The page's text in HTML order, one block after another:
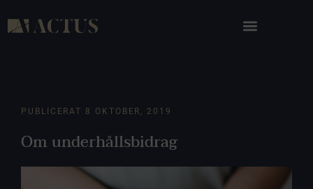
PUBLICERAT 8 OKTOBER, 2019
Om underhållsbidrag